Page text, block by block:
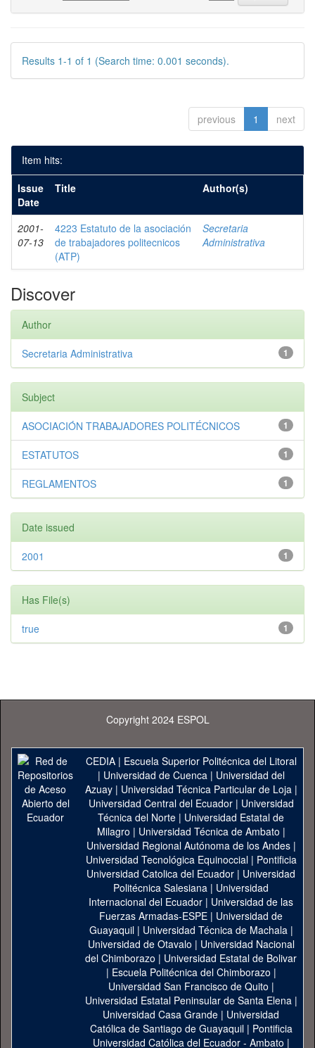
Results 1-1 of 1 (Search time: 0.001 seconds).
previous 1 next
Item hits:
Issue
Date
Title Author(s)
2001-
07-13
4223 Estatuto de la asociación
de trabajadores politecnicos
(ATP)
Secretaria
Administrativa
Discover
Author
1
Secretaria Administrativa
Subject
1
ASOCIACIÓN TRABAJADORES POLITÉCNICOS
1
ESTATUTOS
1
REGLAMENTOS
Date issued
1
2001
Has File(s)
1
true
Copyright 2024 ESPOL
CEDIA| Escuela Superior Politécnica del Litoral
| Universidad de Cuenca| Universidad del
Azuay| Universidad Técnica Particular de Loja|
Universidad Central del Ecuador| Universidad
Técnica del Norte | Universidad Estatal de
Milagro | Universidad Técnica de Ambato |
Universidad Regional Autónoma de los Andes|
Universidad Tecnológica Equinoccial| Pontificia
Universidad Catolica del Ecuador | Universidad
Politécnica Salesiana | Universidad
Internacional del Ecuador | Universidad de las
Fuerzas Armadas-ESPE | Universidad de
Guayaquil| Universidad Técnica de Machala|
Universidad de Otavalo | Universidad Nacional
del Chimborazo | Universidad Estatal de Bolivar
| Escuela Politécnica del Chimborazo |
Universidad San Francisco de Quito |
Universidad Estatal Peninsular de Santa Elena|
Universidad Casa Grande | Universidad
Católica de Santiago de Guayaquil| Pontificia
Universidad Católica del Ecuador - Ambato |